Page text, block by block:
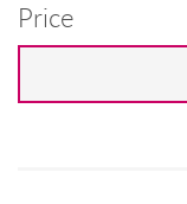
Price